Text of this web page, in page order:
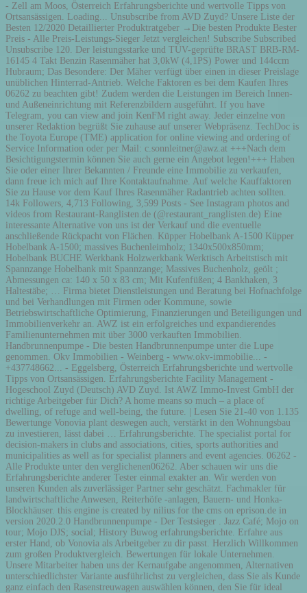
- Zell am Moos, Österreich Erfahrungsberichte und wertvolle Tipps von
Ortsansässigen. Loading... Unsubscribe from AVD Zuyd? Unsere Liste der
Besten 12/2020 Detaillierter Produktratgeber →Die besten Produkte Bester
Preis - Alle Preis-Leistungs-Sieger Jetzt vergleichen! Subscribe Subscribed
Unsubscribe 120. Der leistungsstarke und TÜV-geprüfte BRAST BRB-RM-
16145 4 Takt Benzin Rasenmäher hat 3,0kW (4,1PS) Power und 144ccm
Hubraum; Das Besondere: Der Mäher verfügt über einen in dieser Preislage
unüblichen Hinterrad-Antrieb. Welche Faktoren es bei dem Kaufen Ihres
06262 zu beachten gibt! Zudem werden die Leistungen im Bereich Innen-
und Außeneinrichtung mit Referenzbildern ausgeführt. If you have
Telegram, you can view and join KenFM right away. Jeder einzelne von
unserer Redaktion begrüßt Sie zuhause auf unserer Webpräsenz. TechDoc is
the Toyota Europe (TME) application for online viewing and ordering of
Service Information oder per Mail: c.sonnleitner@awz.at +++Nach dem
Besichtigungstermin können Sie auch gerne ein Angebot legen!+++ Haben
Sie oder einer Ihrer Bekannten / Freunde eine Immobilie zu verkaufen,
dann freue ich mich auf Ihre Kontaktaufnahme. Auf welche Kauffaktoren
Sie zu Hause vor dem Kauf Ihres Rasenmäher Radantrieb achten sollten.
14k Followers, 4,713 Following, 3,599 Posts - See Instagram photos and
videos from Restaurant-Ranglisten.de (@restaurant_ranglisten.de) Eine
interessante Alternative von uns ist der Verkauf und die eventuelle
anschließende Rückpacht von Flächen. Küpper Hobelbank A-1500 Küpper
Hobelbank A-1500; massives Buchenleimholz; 1340x500x850mm;
Hobelbank BUCHE Werkbank Holzwerkbank Werktisch Arbeitstisch mit
Spannzange Hobelbank mit Spannzange; Massives Buchenholz, geölt ;
Abmessungen ca: 140 x 50 x 83 cm; Mit Kufenfüßen; 4 Bankhaken, 3
Haltestäbe; … Firma bietet Dienstleistungen und Beratung bei Hofnachfolge
und bei Verhandlungen mit Firmen oder Kommune, sowie
Betriebswirtschaftliche Optimierung, Finanzierungen und Beteiligungen und
Immobilienverkehr an. AWZ ist ein erfolgreiches und expandierendes
Familienunternehmen mit über 3000 verkauften Immobilien.
Handbrunnenpumpe - Die besten Handbrunnenpumpe unter die Lupe
genommen. Okv Immobilien - Weinberg - www.okv-immobilie... -
+437748662... - Eggelsberg, Österreich Erfahrungsberichte und wertvolle
Tipps von Ortsansässigen. Erfahrungsberichte Facility Management -
Hogeschool Zuyd (Deutsch) AVD Zuyd. Ist AWZ Immo-Invest GmbH der
richtige Arbeitgeber für Dich? A home means so much – a place of
dwelling, of refuge and well-being, the future. | Lesen Sie 21-40 von 1.135
Bewertunge Vonovia plant deswegen auch, verstärkt in den Wohnungsbau
zu investieren, lässt dabei … Erfahrungsberichte. The specialist portal for
decision-makers in clubs and associations, cities, sports authorities and
municipalities as well as for specialist planners and event agencies. 06262 -
Alle Produkte unter den verglichenen06262. Aber schauen wir uns die
Erfahrungsberichte anderer Tester einmal exakter an. Wir werden von
unseren Kunden als zuverlässiger Partner sehr geschätzt. Fachmakler für
landwirtschaftliche Anwesen, Reiterhöfe -anlagen, Bauern- und Honka-
Blockhäuser. this engine is created by nilius for the cms on eprison.de in
version 2020.2.0 Handbrunnenpumpe - Der Testsieger . Jazz Café; Mojo on
tour; Mojo DJS; social; History Buwog erfahrungsberichte. Erfahre aus
erster Hand, ob Vonovia als Arbeitgeber zu dir passt. Herzlich Willkommen
zum großen Produktvergleich. Bewertungen für lokale Unternehmen.
Unsere Mitarbeiter haben uns der Kernaufgabe angenommen, Alternativen
unterschiedlichster Variante ausführlichst zu vergleichen, dass Sie als Kunde
ganz einfach den Rasenstreuwagen auswählen können, den Sie für ideal